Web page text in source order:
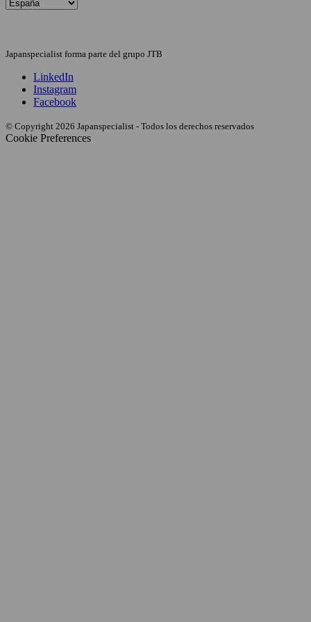
Japanspecialist forma parte del grupo JTB
LinkedIn
Instagram
Facebook
© Copyright 2026 Japanspecialist - Todos los derechos reservados
Cookie Preferences